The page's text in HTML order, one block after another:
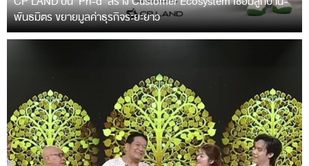
พันธมิตร ขยายมูลค่าธุรกิจระยะยาว